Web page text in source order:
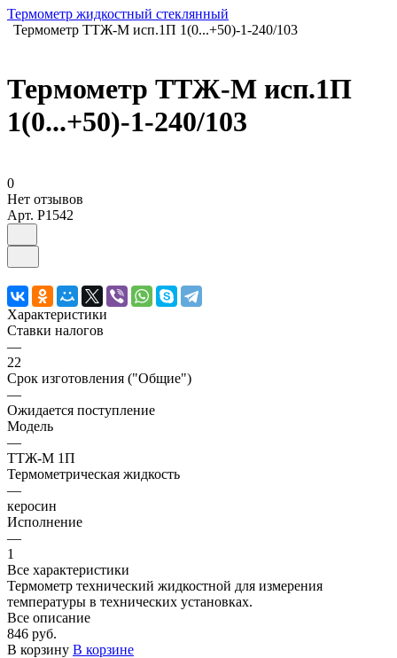
Термометр жидкостный стеклянный
Термометр ТТЖ-М исп.1П 1(0...+50)-1-240/103
Термометр ТТЖ-М исп.1П
1(0...+50)-1-240/103
0
Нет отзывов
Арт. P1542
Характеристики
Ставки налогов
—
22
Срок изготовления ("Общие")
—
Ожидается поступление
Модель
—
ТТЖ-М 1П
Термометрическая жидкость
—
керосин
Исполнение
—
1
Все характеристики
Термометр технический жидкостной для измерения
температуры в технических установках.
Все описание
846 руб.
В корзину В корзине